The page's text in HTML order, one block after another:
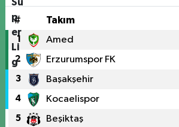
# Takım
1 Amed
2 Erzurumspor FK
3 Başakşehir
4 Kocaelispor
5 Beşiktaş